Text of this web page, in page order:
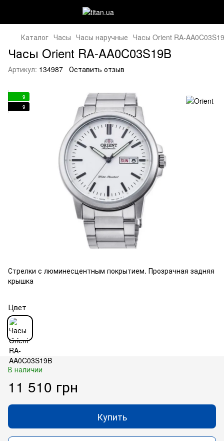
Каталог Часы Часы наручные Часы Orient RA-
Часы Orient RA-AA0C03S19B
Артикул: 134987 Оставить отзыв
9
9
Стрелки с люминесцентным покрытием. Прозрачная задняя
крышка
Цвет
В наличии
11 510 грн
Купить